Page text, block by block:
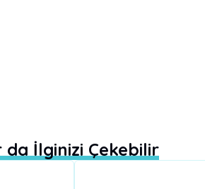
da İlginizi Çekebilir